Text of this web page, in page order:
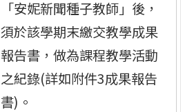
「安妮新聞種子教師」後，
須於該學期末繳交教學成果
報告書，做為課程教學活動
之紀錄(詳如附件3成果報告
書)。